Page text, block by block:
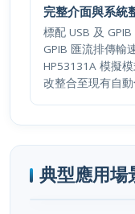
完整介面與系統
標配 USB 及 GPIB
GPIB 匯流排傳輸
HP53131A 模擬
改整合至現有自動
典型應用場